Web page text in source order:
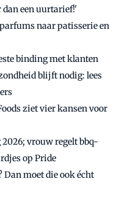
een uurtarief!'
naar patisserie en
binding met klanten
blijft nodig: lees
ziet vier kansen voor
vrouw regelt bbq-
op Pride
Dan moet die ook écht